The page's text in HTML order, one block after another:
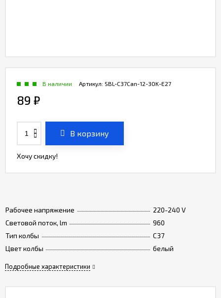
Рабочее напряжение
220-240 V
Световой поток, lm
960
Тип колбы
C37
Цвет колбы
белый
Подробные характеристики
Артикул: SBL-C37Can-12-30K-E27
В наличии
89 ₽
В корзину
Хочу скидку!